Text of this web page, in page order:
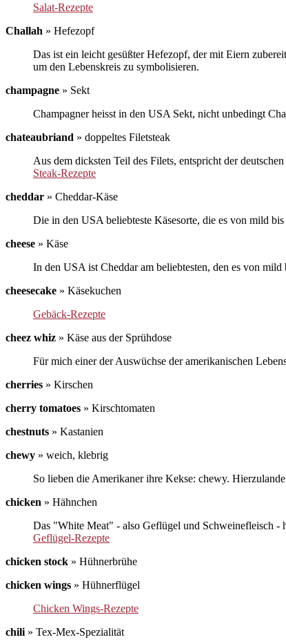
Salat-Rezepte
Challah » Hefezopf
Das ist ein leicht gesüßter Hefezopf, der mit Eiern
um den Lebenskreis zu symbolisieren.
champagne » Sekt
Champagner heisst in den USA Sekt, nicht unbedingt
chateaubriand » doppeltes Filetsteak
Aus dem dicksten Teil des Filets, entspricht der
Steak-Rezepte
cheddar » Cheddar-Käse
Die in den USA beliebteste Käsesorte, die es von mild
cheese » Käse
In den USA ist Cheddar am beliebtesten, den es von
cheesecake » Käsekuchen
Gebäck-Rezepte
cheez whiz » Käse aus der Sprühdose
Für mich einer der Auswüchse der amerikanischen
cherries » Kirschen
cherry tomatoes » Kirschtomaten
chestnuts » Kastanien
chewy » weich, klebrig
So lieben die Amerikaner ihre Kekse: chewy.
chicken » Hähnchen
Das "White Meat" - also Geflügel und Schweinefleisch -
Geflügel-Rezepte
chicken stock » Hühnerbrühe
chicken wings » Hühnerflügel
Chicken Wings-Rezepte
chili » Tex-Mex-Spezialität